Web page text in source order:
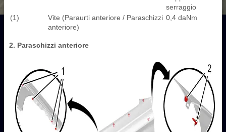
serraggio
(1)
Vite (Paraurti anteriore / Paraschizzi
anteriore)
0,4 daNm
2. Paraschizzi anteriore